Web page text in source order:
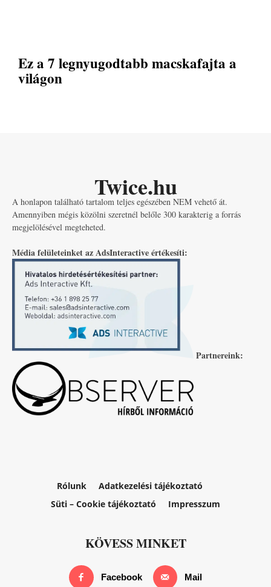
Ez a 7 legnyugodtabb macskafajta a
világon
Twice.hu
A honlapon található tartalom teljes egészében NEM vehető át.
Amennyiben mégis közölni szeretnél belőle 300 karakterig a forrás
megjelölésével megteheted.
Média felületeinket az AdsInteractive értékesíti:
Partnereink:
Rólunk
Adatkezelési tájékoztató
Süti – Cookie tájékoztató
Impresszum
KÖVESS MINKET
Facebook Mail